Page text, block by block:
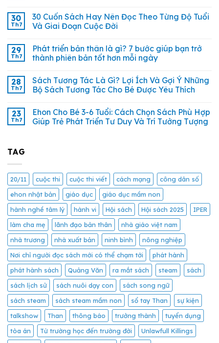
30
Th7
30 Cuốn Sách Hay Nên Đọc Theo Từng Độ Tuổi
Và Giai Đoạn Cuộc Đời
29
Th7
Phát triển bản thân là gì? 7 bước giúp bạn trở
thành phiên bản tốt hơn mỗi ngày
28
Th7
Sách Tương Tác Là Gì? Lợi Ích Và Gợi Ý Những
Bộ Sách Tương Tác Cho Bé Được Yêu Thích
23
Th7
Ehon Cho Bé 3-6 Tuổi: Cách Chọn Sách Phù Hợp
Giúp Trẻ Phát Triển Tư Duy Và Trí Tưởng Tượng
TAG
20/11 cuộc thi cuộc thi viết cách mạng
công dân số
ehon nhật bản
giáo dục
giáo dục mầm non
hành nghề tâm lý
hành vi Hội sách Hội sách 2025
IPER
làm cha mẹ
lãnh đạo bản thân
nhà giáo việt nam
nhà trương
nhà xuất bản ninh bình
nông nghiệp
Nơi chỉ người đọc sách mới có thể chạm tới
phát hành
phát hành sách
Quảng Văn ra mắt sách steam
sách
sách lịch sử
sách nuôi dạy con
sách song ngữ
sách steam
sách steam mầm non sổ tay Than
sự kiện
talkshow
Than thông báo trưởng thành
tuyển dụng
tòa án
Từ trường học đến trường đời
Unlawfull Killings